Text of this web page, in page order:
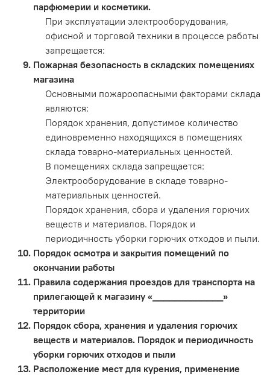
парфюмерии и косметики.
При эксплуатации электрооборудования,
офисной и торговой техники в процессе работы
запрещается:
Пожарная безопасность в складских помещениях
магазина
Основными пожароопасными факторами склада
являются:
Порядок хранения, допустимое количество
единовременно находящихся в помещениях
склада товарно-материальных ценностей.
В помещениях склада запрещается:
Электрооборудование в складе товарно-
материальных ценностей.
Порядок хранения, сбора и удаления горючих
веществ и материалов. Порядок и
периодичность уборки горючих отходов и пыли.
Порядок осмотра и закрытия помещений по
окончании работы
Правила содержания проездов для транспорта на
прилегающей к магазину «_____________»
территории
Порядок сбора, хранения и удаления горючих
веществ и материалов. Порядок и периодичность
уборки горючих отходов и пыли
Расположение мест для курения, применение